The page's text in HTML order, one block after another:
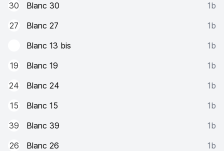
30
Blanc 30
1b
27
Blanc 27
1b
Blanc 13 bis
1b
19
Blanc 19
1b
24
Blanc 24
1b
15
Blanc 15
1b
39
Blanc 39
1b
26
Blanc 26
1b